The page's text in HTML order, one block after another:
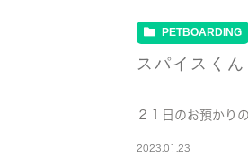
PETBOARDING
スパイスくん
２１日のお預かり
2023.01.23